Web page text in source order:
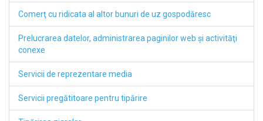
Comerţ cu ridicata al altor bunuri de uz gospodăresc
Prelucrarea datelor, administrarea paginilor web şi activităţi
conexe
Servicii de reprezentare media
Servicii pregătitoare pentru tipărire